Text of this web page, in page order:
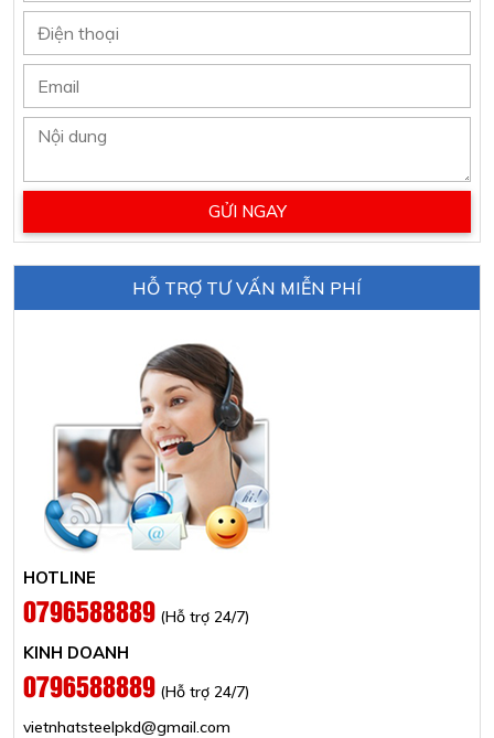
HỖ TRỢ TƯ VẤN MIỄN PHÍ
HOTLINE
0796588889 (Hỗ trợ 24/7)
KINH DOANH
0796588889 (Hỗ trợ 24/7)
vietnhatsteelpkd@gmail.com